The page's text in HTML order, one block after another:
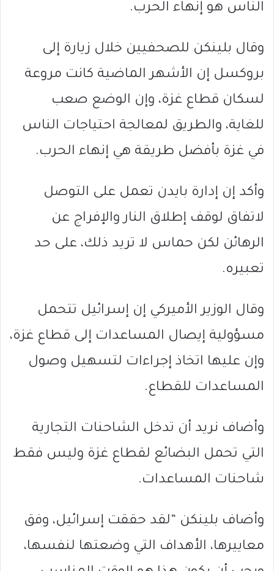
الناس هو إنهاء الحرب.
وقال بلينكن للصحفيين خلال زيارة إلى
بروكسل إن الأشهر الماضية كانت مروعة
لسكان قطاع غزة، وإن الوضع صعب
للغاية، والطريق لمعالجة احتياجات الناس
في غزة بأفضل طريقة هي إنهاء الحرب.
وأكد إن إدارة بايدن تعمل على التوصل
لاتفاق لوقف إطلاق النار والإفراج عن
الرهائن لكن حماس لا تريد ذلك، على حد
تعبيره.
وقال الوزير الأميركي إن إسرائيل تتحمل
مسؤولية إيصال المساعدات إلى قطاع غزة،
وإن عليها اتخاذ إجراءات لتسهيل وصول
المساعدات للقطاع.
وأضاف نريد أن تدخل الشاحنات التجارية
التي تحمل البضائع لقطاع غزة وليس فقط
شاحنات المساعدات.
وأضاف بلينكن “لقد حققت إسرائيل، وفق
معاييرها، الأهداف التي وضعتها لنفسها،